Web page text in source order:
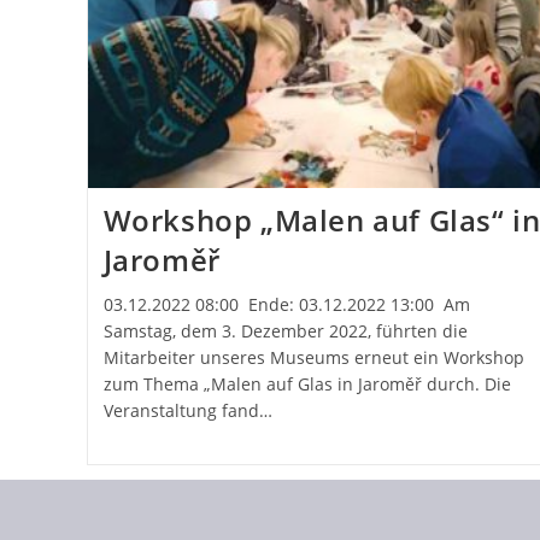
Workshop „Malen auf Glas“ in
Jaroměř
03.12.2022 08:00 Ende: 03.12.2022 13:00 Am
Samstag, dem 3. Dezember 2022, führten die
Mitarbeiter unseres Museums erneut ein Workshop
zum Thema „Malen auf Glas in Jaroměř durch. Die
Veranstaltung fand…